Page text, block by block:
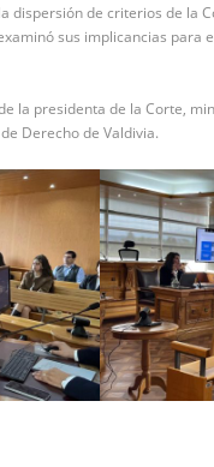
dispersión de criterios de la
sus implicancias
la presidenta de la Corte,
Derecho de Valdivia.